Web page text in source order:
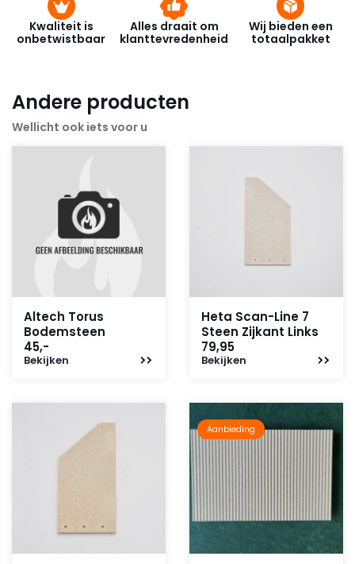
Kwaliteit is
onbetwistbaar
Alles draait om
klanttevredenheid
Wij bieden een
totaalpakket
Andere producten
Wellicht ook iets voor u
Altech Torus
Bodemsteen
45,-
Bekijken
Heta Scan-Line 7
Steen Zijkant Links
79,95
Bekijken
Aanbieding